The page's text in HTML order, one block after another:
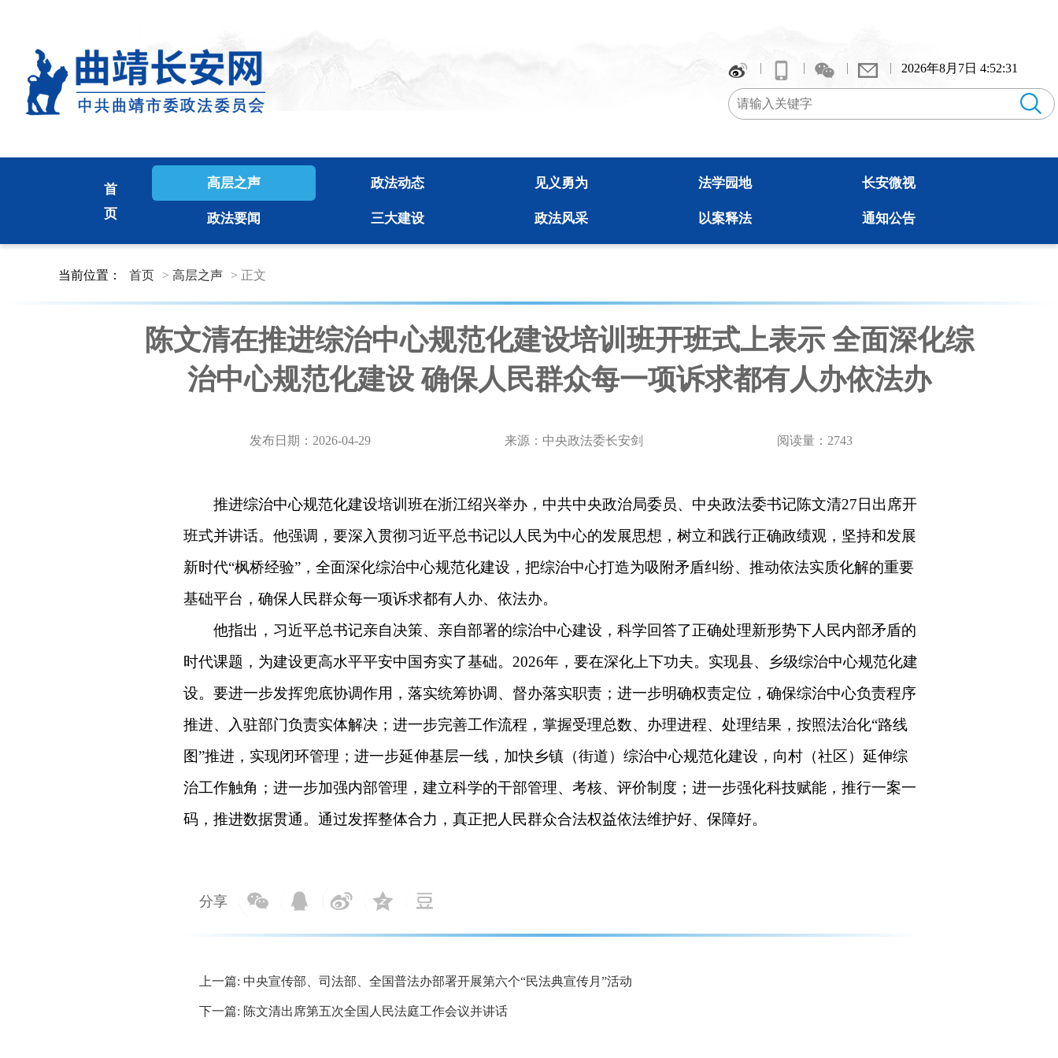
2026年8月7日 4:52:32
首
页
高层之声 政法动态 见义勇为 法学园地 长安微视
政法要闻 三大建设 政法风采 以案释法 通知公告
当前位置： 首页 > 高层之声 > 正文
陈文清在推进综治中心规范化建设培训班开班式上表示 全面深化综
治中心规范化建设 确保人民群众每一项诉求都有人办依法办
发布日期：2026-04-29 来源：中央政法委长安剑 阅读量：2743
推进综治中心规范化建设培训班在浙江绍兴举办，中共中央政治局委员、中央政法委书记陈文清27日出席开
班式并讲话。他强调，要深入贯彻习近平总书记以人民为中心的发展思想，树立和践行正确政绩观，坚持和发展
新时代“枫桥经验”，全面深化综治中心规范化建设，把综治中心打造为吸附矛盾纠纷、推动依法实质化解的重要
基础平台，确保人民群众每一项诉求都有人办、依法办。
他指出，习近平总书记亲自决策、亲自部署的综治中心建设，科学回答了正确处理新形势下人民内部矛盾的
时代课题，为建设更高水平平安中国夯实了基础。2026年，要在深化上下功夫。实现县、乡级综治中心规范化建
设。要进一步发挥兜底协调作用，落实统筹协调、督办落实职责；进一步明确权责定位，确保综治中心负责程序
推进、入驻部门负责实体解决；进一步完善工作流程，掌握受理总数、办理进程、处理结果，按照法治化“路线
图”推进，实现闭环管理；进一步延伸基层一线，加快乡镇（街道）综治中心规范化建设，向村（社区）延伸综
治工作触角；进一步加强内部管理，建立科学的干部管理、考核、评价制度；进一步强化科技赋能，推行一案一
码，推进数据贯通。通过发挥整体合力，真正把人民群众合法权益依法维护好、保障好。
分享
上一篇: 中央宣传部、司法部、全国普法办部署开展第六个“民法典宣传月”活动
下一篇: 陈文清出席第五次全国人民法庭工作会议并讲话